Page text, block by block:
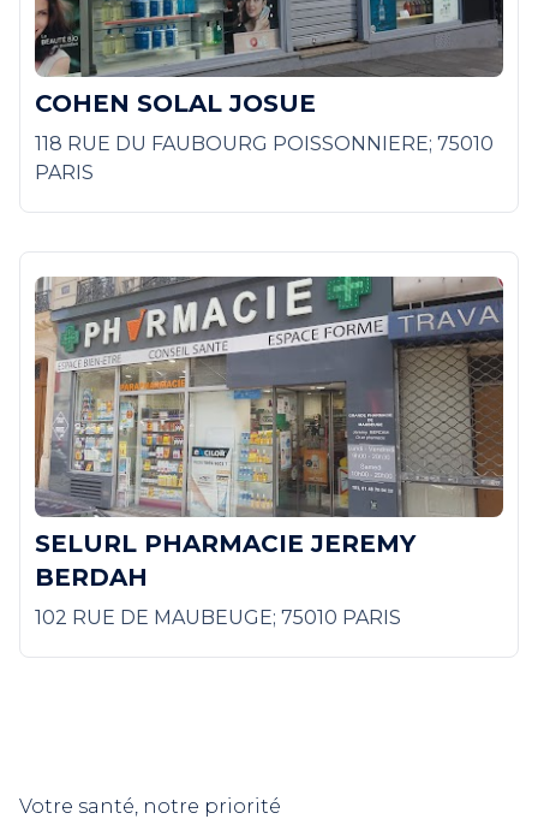
COHEN SOLAL JOSUE
118 RUE DU FAUBOURG POISSONNIERE; 75010
PARIS
SELURL PHARMACIE JEREMY
BERDAH
102 RUE DE MAUBEUGE; 75010 PARIS
Votre santé, notre priorité